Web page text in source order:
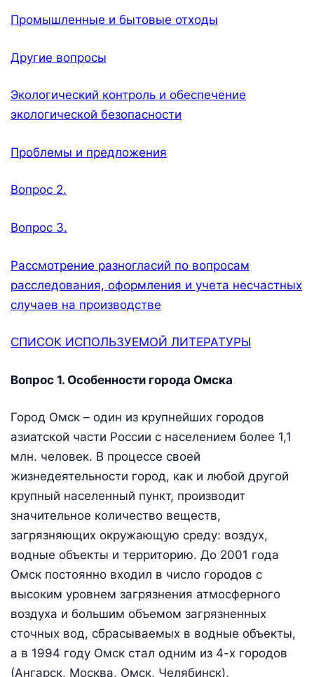
Промышленные и бытовые отходы
Другие вопросы
Экологический контроль и обеспечение
экологической безопасности
Проблемы и предложения
Вопрос 2.
Вопрос 3.
Рассмотрение разногласий по вопросам
расследования, оформления и учета несчастных
случаев на производстве
СПИСОК ИСПОЛЬЗУЕМОЙ ЛИТЕРАТУРЫ
Вопрос 1. Особенности города Омска
Город Омск – один из крупнейших городов
азиатской части России с населением более 1,1
млн. человек. В процессе своей
жизнедеятельности город, как и любой другой
крупный населенный пункт, производит
значительное количество веществ,
загрязняющих окружающую среду: воздух,
водные объекты и территорию. До 2001 года
Омск постоянно входил в число городов с
высоким уровнем загрязнения атмосферного
воздуха и большим объемом загрязненных
сточных вод, сбрасываемых в водные объекты,
а в 1994 году Омск стал одним из 4-х городов
(Ангарск, Москва, Омск, Челябинск),